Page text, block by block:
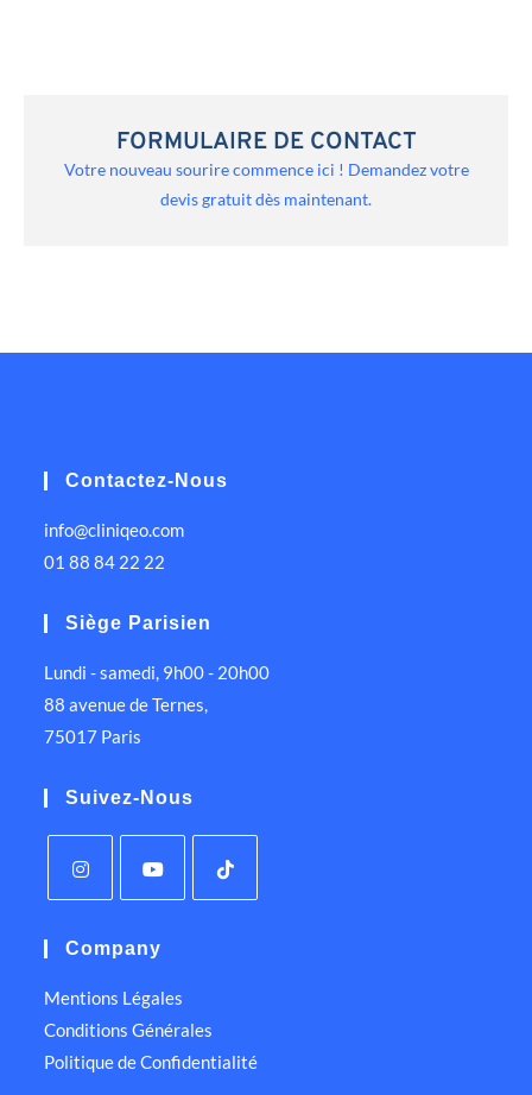
FORMULAIRE DE CONTACT
Votre nouveau sourire commence ici ! Demandez votre
devis gratuit dès maintenant.
Contactez-Nous
info@cliniqeo.com
01 88 84 22 22
Siège Parisien
Lundi - samedi, 9h00 - 20h00
88 avenue de Ternes,
75017 Paris
Suivez-Nous
Company
Mentions Légales
Conditions Générales
Politique de Confidentialité